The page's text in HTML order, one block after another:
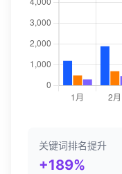
关键词排名提升
+189%